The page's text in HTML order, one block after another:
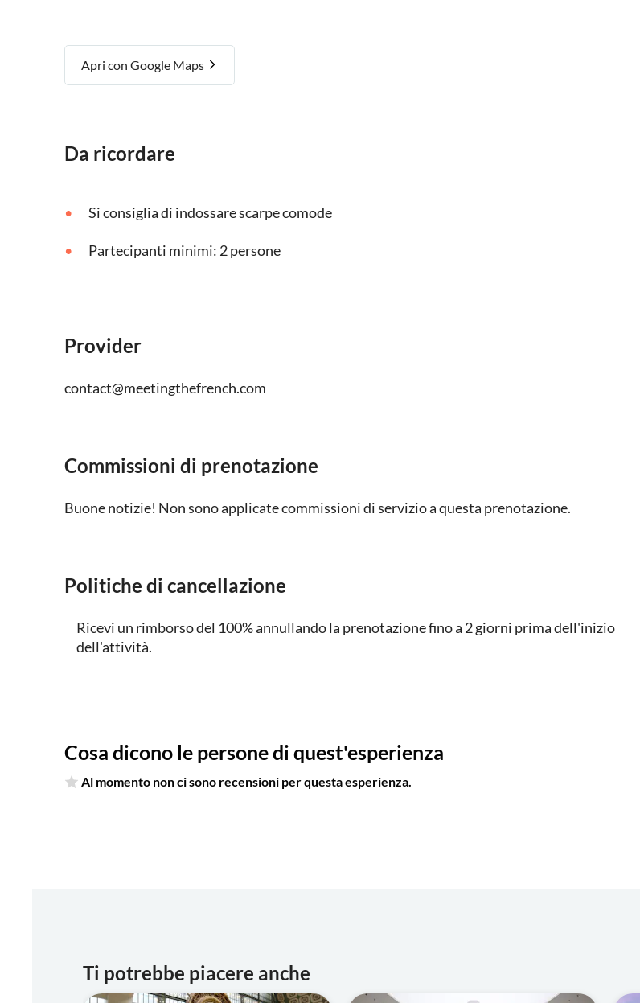
Apri con Google Maps
Da ricordare
Si consiglia di indossare scarpe comode
Partecipanti minimi: 2 persone
Provider
contact@meetingthefrench.com
Commissioni di prenotazione
Buone notizie! Non sono applicate commissioni di servizio a questa prenotazione.
Politiche di cancellazione
Ricevi un rimborso del 100% annullando la prenotazione fino a 2 giorni prima dell'inizio
dell'attività.
Cosa dicono le persone di quest'esperienza
Al momento non ci sono recensioni per questa esperienza.
Ti potrebbe piacere anche